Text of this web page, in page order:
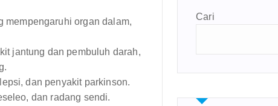
mempengaruhi organ dalam,
jantung dan pembuluh darah,
dan penyakit parkinson.
dan radang sendi.
Cari